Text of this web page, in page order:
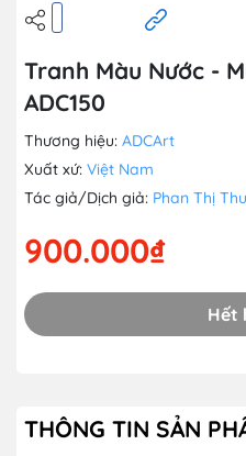
Tranh Màu Nước -
ADC150
Thương hiệu: ADCArt
Xuất xứ: Việt Nam
Tác giả/Dịch giả: Phan Thị
900.000₫
Hết
THÔNG TIN SẢN